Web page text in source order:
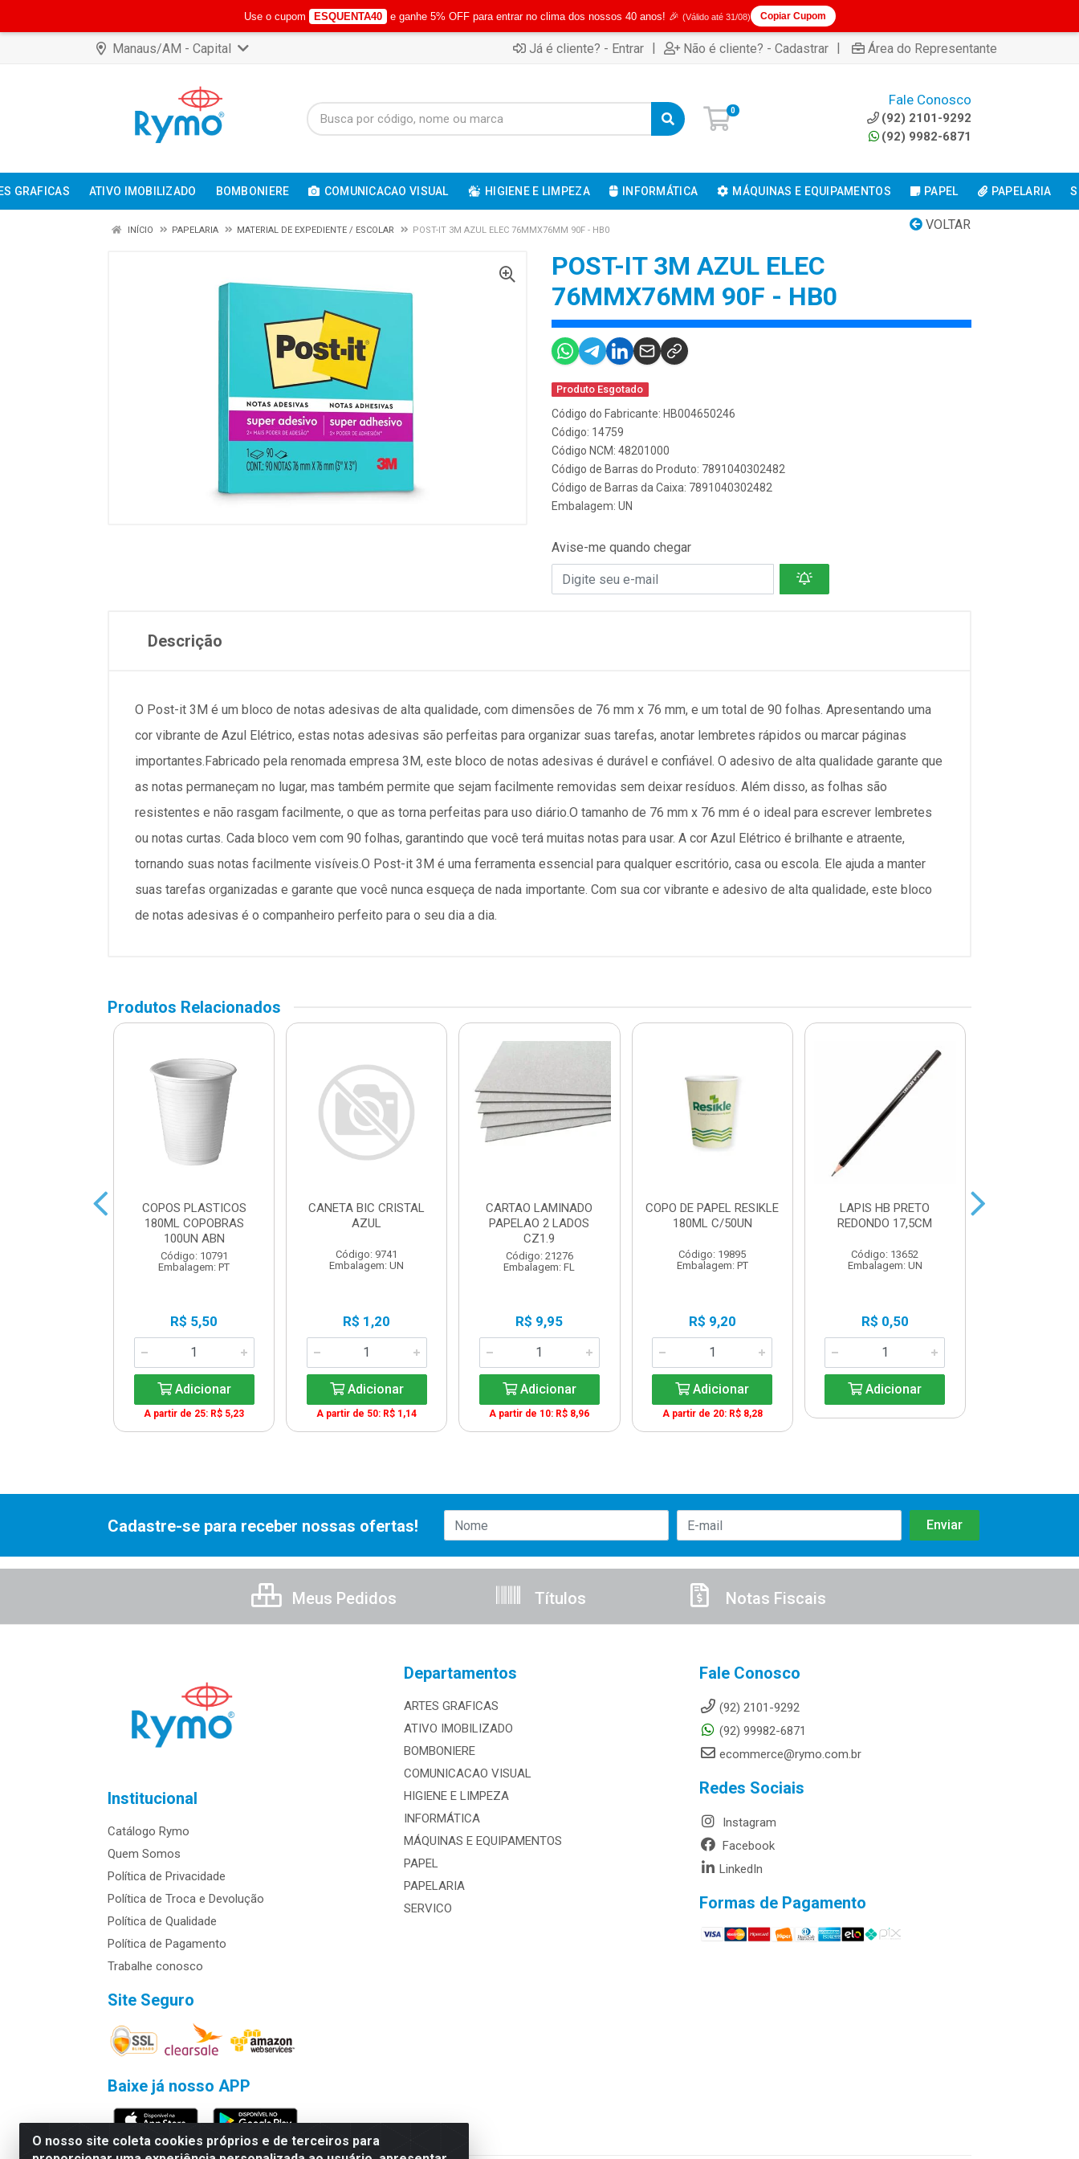
Manaus/AM - Capital Já é cliente? - Entrar | Não é cliente? - Cadastrar | Área do Representante
0
Fale Conosco
(92) 2101-9292
(92) 9982-6871
GRAFICAS ATIVO IMOBILIZADO BOMBONIERE COMUNICACAO VISUAL HIGIENE E LIMPEZA INFORMÁTICA MÁQUINAS E EQUIPAMENTOS PAPEL PAPELARIA
VOLTAR
INÍCIO PAPELARIA MATERIAL DE EXPEDIENTE / ESCOLAR POST-IT 3M AZUL ELEC 76MMX76MM 90F - HB0
POST-IT 3M AZUL ELEC
76MMX76MM 90F - HB0
Produto Esgotado
Código do Fabricante: HB004650246
Código: 14759
Código NCM: 48201000
Código de Barras do Produto: 7891040302482
Código de Barras da Caixa: 7891040302482
Embalagem: UN
Avise-me quando chegar
Descrição
O Post-it 3M é um bloco de notas adesivas de alta qualidade, com dimensões de 76 mm x 76 mm, e um total de 90 folhas. Apresentando uma
cor vibrante de Azul Elétrico, estas notas adesivas são perfeitas para organizar suas tarefas, anotar lembretes rápidos ou marcar páginas
importantes.Fabricado pela renomada empresa 3M, este bloco de notas adesivas é durável e confiável. O adesivo de alta qualidade garante que
as notas permaneçam no lugar, mas também permite que sejam facilmente removidas sem deixar resíduos. Além disso, as folhas são
resistentes e não rasgam facilmente, o que as torna perfeitas para uso diário.O tamanho de 76 mm x 76 mm é o ideal para escrever lembretes
ou notas curtas. Cada bloco vem com 90 folhas, garantindo que você terá muitas notas para usar. A cor Azul Elétrico é brilhante e atraente,
tornando suas notas facilmente visíveis.O Post-it 3M é uma ferramenta essencial para qualquer escritório, casa ou escola. Ele ajuda a manter
suas tarefas organizadas e garante que você nunca esqueça de nada importante. Com sua cor vibrante e adesivo de alta qualidade, este bloco
de notas adesivas é o companheiro perfeito para o seu dia a dia.
Produtos Relacionados
COPOS PLASTICOS
180ML COPOBRAS
100UN ABN
Código: 10791
Embalagem: PT
R$ 5,50
Adicionar
A partir de 25: R$ 5,23
CANETA BIC CRISTAL
AZUL
Código: 9741
Embalagem: UN
R$ 1,20
Adicionar
A partir de 50: R$ 1,14
CARTAO LAMINADO
PAPELAO 2 LADOS
CZ1.9
Código: 21276
Embalagem: FL
R$ 9,95
Adicionar
A partir de 10: R$ 8,96
COPO DE PAPEL RESIKLE
180ML C/50UN
Código: 19895
Embalagem: PT
R$ 9,20
Adicionar
A partir de 20: R$ 8,28
LAPIS HB PRETO
REDONDO 17,5CM
Código: 13652
Embalagem: UN
R$ 0,50
Adicionar
O nosso site coleta cookies próprios e de terceiros para
Cadastre-se para receber nossas ofertas!
Meus Pedidos Títulos Notas Fiscais
Institucional
Catálogo Rymo
Quem Somos
Política de Privacidade
Política de Troca e Devolução
Política de Qualidade
Política de Pagamento
Trabalhe conosco
Site Seguro
Baixe já nosso APP
Departamentos
ARTES GRAFICAS
ATIVO IMOBILIZADO
BOMBONIERE
COMUNICACAO VISUAL
HIGIENE E LIMPEZA
INFORMÁTICA
MÁQUINAS E EQUIPAMENTOS
PAPEL
PAPELARIA
SERVICO
Fale Conosco
(92) 2101-9292
(92) 99982-6871
ecommerce@rymo.com.br
Redes Sociais
Instagram
Facebook
LinkedIn
Formas de Pagamento
Use o cupom ESQUENTA40 e ganhe 5% OFF para entrar no clima dos nossos 40 anos! 🎉 (Válido até 31/08) Copiar Cupom